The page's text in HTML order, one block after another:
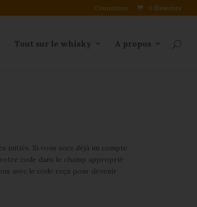
Connexion 0 Éléments
Tout sur le whisky A propos
initiés. Si vous avez déjà un compte
code dans le champ approprié
avec le code reçu pour devenir